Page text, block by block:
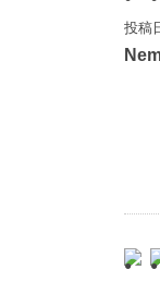
投稿